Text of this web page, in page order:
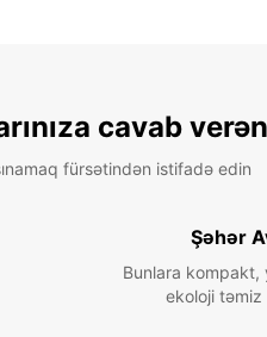
cavab
fürsətindən istifadə edin
Şəhər
Bunlara
ekoloji